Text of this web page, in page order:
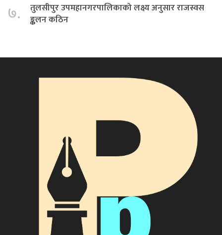
७.
तुलसीपुर उपमहानगरपालिकाको लक्ष्य अनुसार राजस्वस
ङ्कलन कठिन